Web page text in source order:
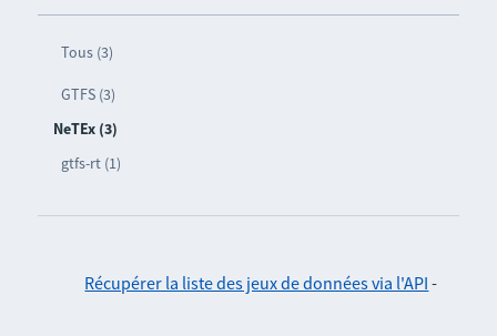
Tous (3)
GTFS (3)
NeTEx (3)
gtfs-rt (1)
Récupérer la liste des jeux de données via l'API -